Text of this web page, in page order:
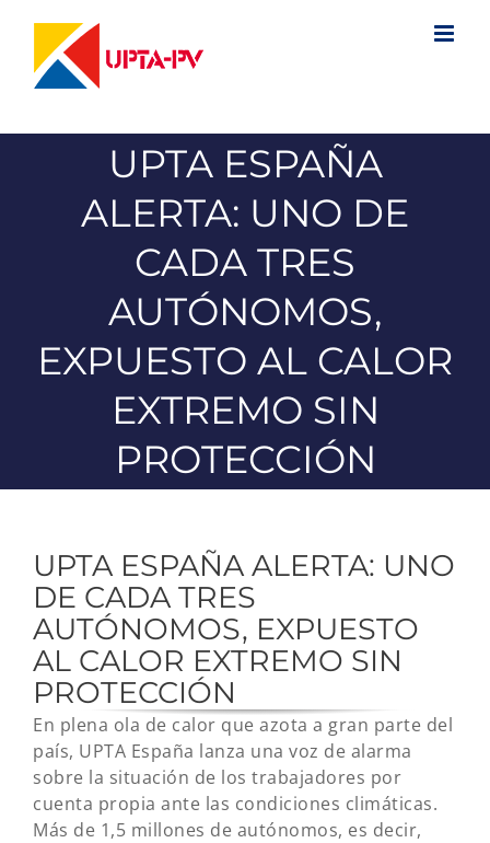
contenido
UPTA ESPAÑA
ALERTA: UNO DE
CADA TRES
AUTÓNOMOS,
EXPUESTO AL CALOR
EXTREMO SIN
PROTECCIÓN
UPTA ESPAÑA ALERTA: UNO
DE CADA TRES
AUTÓNOMOS, EXPUESTO
AL CALOR EXTREMO SIN
PROTECCIÓN
En plena ola de calor que azota a gran parte del
país, UPTA España lanza una voz de alarma
sobre la situación de los trabajadores por
cuenta propia ante las condiciones climáticas.
Más de 1,5 millones de autónomos, es decir,